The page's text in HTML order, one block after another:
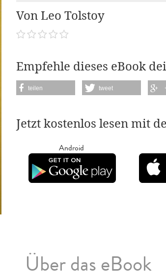
Von Leo Tolstoy
Empfehle dieses eBook
teilen tweet
Jetzt kostenlos lesen mit
Android
Über das eBook